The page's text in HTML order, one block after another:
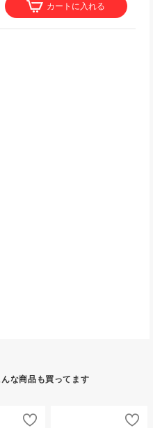
カートに入れる
な商品も買ってます